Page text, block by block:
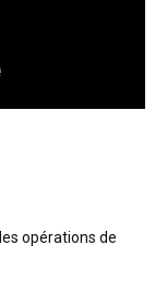
opérations de